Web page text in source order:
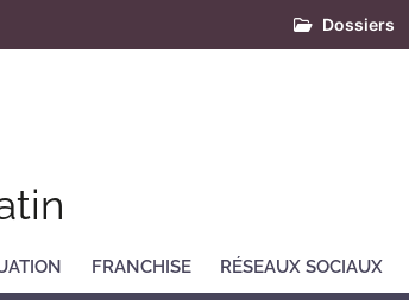
Dossiers
FRANCHISE RÉSEAUX SOCIAUX